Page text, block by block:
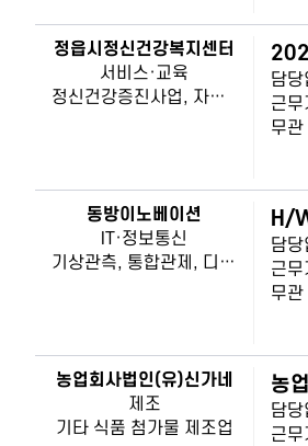
정읍시정신건강복지센터
서비스·교육
정신건강증진사업, 자살예방사업
담당
근무
무관
동방이노베이션
IT·정보통신
기상관측, 통합관제, 디지털농업, 기타 정보통신 통합관리시스템, 전기.전자하드웨어, 프로그램 소프트웨어
H/
담당
근무
무관
농업회사법인(유)신가네
제조
기타 식품 첨가물 제조업
농
담당
근무